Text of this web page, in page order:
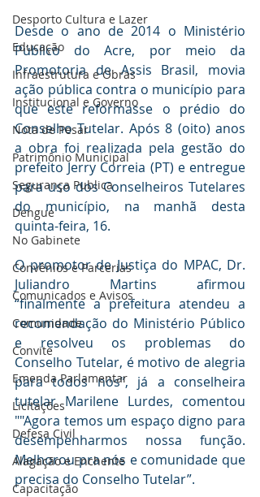
Desporto Cultura e Lazer
Educação
Infraestrutura e Obras
Institucional e Governo
Nota de Pesar
Patrimônio Municipal
Segurança Publica
Dengue
No Gabinete
Convênios e Parcerias
Comunicados e Avisos
Comunidade
Convite
Emenda Parlamentar
Licitações
Defesa Civil
Alagação e Enchente
Capacitação
Desde o ano de 2014 o Ministério
Público do Acre, por meio da
Promotoria de Assis Brasil, movia
ação pública contra o município para
que este reformasse o prédio do
Conselho Tutelar. Após 8 (oito) anos
a obra foi realizada pela gestão do
prefeito Jerry Correia (PT) e entregue
para uso dos Conselheiros Tutelares
do município, na manhã desta
quinta-feira, 16.
O promotor de Justiça do MPAC, Dr.
Juliandro Martins afirmou
“finalmente a prefeitura atendeu a
recomendação do Ministério Público
e resolveu os problemas do
Conselho Tutelar, é motivo de alegria
para todos nós”, já a conselheira
tutelar Marilene Lurdes, comentou
""Agora temos um espaço digno para
desempenharmos nossa função.
Melhorou pra nós e comunidade que
precisa do Conselho Tutelar”.